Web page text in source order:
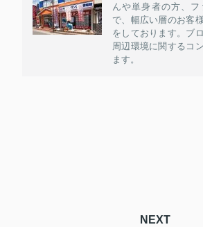
んや単身者の方、フ
で、幅広い層のお客
をしております。ブ
周辺環境に関するコ
ます。
NEXT